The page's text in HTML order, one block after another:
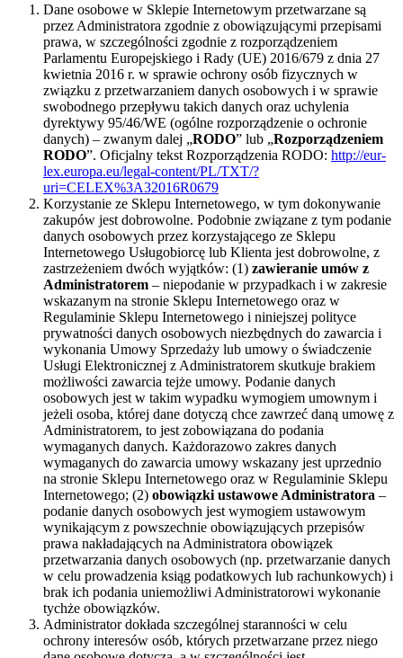
Dane osobowe w Sklepie Internetowym przetwarzane są
przez Administratora zgodnie z obowiązującymi przepisami
prawa, w szczególności zgodnie z rozporządzeniem
Parlamentu Europejskiego i Rady (UE) 2016/679 z dnia 27
kwietnia 2016 r. w sprawie ochrony osób fizycznych w
związku z przetwarzaniem danych osobowych i w sprawie
swobodnego przepływu takich danych oraz uchylenia
dyrektywy 95/46/WE (ogólne rozporządzenie o ochronie
danych) – zwanym dalej „RODO” lub „Rozporządzeniem
RODO”. Oficjalny tekst Rozporządzenia RODO: http://eur-
lex.europa.eu/legal-content/PL/TXT/?
uri=CELEX%3A32016R0679
Korzystanie ze Sklepu Internetowego, w tym dokonywanie
zakupów jest dobrowolne. Podobnie związane z tym podanie
danych osobowych przez korzystającego ze Sklepu
Internetowego Usługobiorcę lub Klienta jest dobrowolne, z
zastrzeżeniem dwóch wyjątków: (1) zawieranie umów z
Administratorem – niepodanie w przypadkach i w zakresie
wskazanym na stronie Sklepu Internetowego oraz w
Regulaminie Sklepu Internetowego i niniejszej polityce
prywatności danych osobowych niezbędnych do zawarcia i
wykonania Umowy Sprzedaży lub umowy o świadczenie
Usługi Elektronicznej z Administratorem skutkuje brakiem
możliwości zawarcia tejże umowy. Podanie danych
osobowych jest w takim wypadku wymogiem umownym i
jeżeli osoba, której dane dotyczą chce zawrzeć daną umowę z
Administratorem, to jest zobowiązana do podania
wymaganych danych. Każdorazowo zakres danych
wymaganych do zawarcia umowy wskazany jest uprzednio
na stronie Sklepu Internetowego oraz w Regulaminie Sklepu
Internetowego; (2) obowiązki ustawowe Administratora –
podanie danych osobowych jest wymogiem ustawowym
wynikającym z powszechnie obowiązujących przepisów
prawa nakładających na Administratora obowiązek
przetwarzania danych osobowych (np. przetwarzanie danych
w celu prowadzenia ksiąg podatkowych lub rachunkowych) i
brak ich podania uniemożliwi Administratorowi wykonanie
tychże obowiązków.
Administrator dokłada szczególnej staranności w celu
ochrony interesów osób, których przetwarzane przez niego